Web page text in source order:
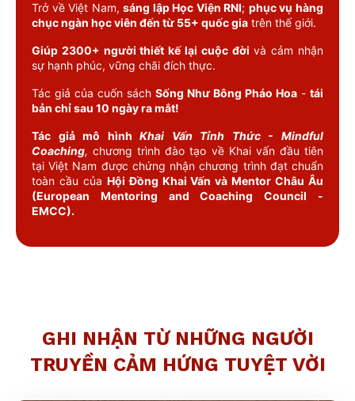
Trở về Việt Nam, sáng lập Học Viện RNI; phục vụ hàng
chục ngàn học viên đến từ 55+ quốc gia trên thế giới.
Giúp 2300+ người thiết kế lại cuộc đời và cảm nhận
sự hạnh phúc, vững chãi đích thực.
Tác giả của cuốn sách Sống Như Bông Pháo Hoa - tái
bản chỉ sau 10 ngày ra mắt!
Tác giả mô hìnhKhai Vấn Tỉnh Thức - Mindful
Coaching, chương trình đào tạo về Khai vấn đầu tiên
tại Việt Nam được chứng nhận chương trình đạt chuẩn
toàn cầu của Hội Đồng Khai Vấn và Mentor Châu Âu
(European Mentoring and Coaching Council -
EMCC).
GHI NHẬN TỪ NHỮNG NGƯỜI
TRUYỀN CẢM HỨNG TUYỆT VỜI